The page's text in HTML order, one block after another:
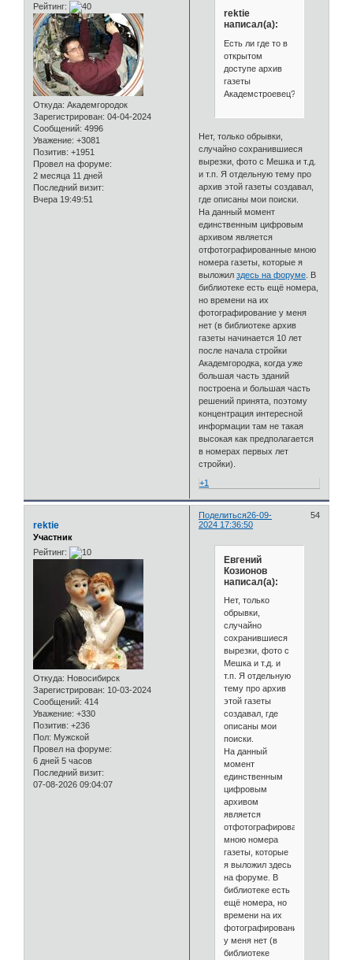
Рейтинг:
Откуда: Академгородок
Зарегистрирован: 04-04-2024
Сообщений: 4996
Уважение: +3081
Позитив: +1951
Провел на форуме:
2 месяца 11 дней
Последний визит:
Вчера 19:49:51
rektie
написал(а):
Есть ли где то в
открытом
доступе архив
газеты
Академстроевец?
Нет, только обрывки,
случайно сохранившиеся
вырезки, фото с Мешка и т.д.
и т.п. Я отдельную тему про
архив этой газеты создавал,
где описаны мои поиски.
На данный момент
единственным цифровым
архивом является
отфотографированные мною
номера газеты, которые я
выложилздесь на форуме . В
библиотеке есть ещё номера,
но времени на их
фотографирование у меня
нет (в библиотеке архив
газеты начинается 10 лет
после начала стройки
Академгородка, когда уже
большая часть зданий
построена и большая часть
решений принята, поэтому
концентрация интересной
информации там не такая
высокая как предполагается
в номерах первых лет
стройки).
+1
Поделиться 54
26-09-
2024 17:36:50
rektie
Участник
Рейтинг:
Откуда: Новосибирск
Зарегистрирован: 10-03-2024
Сообщений: 414
Уважение: +330
Позитив: +236
Пол: Мужской
Провел на форуме:
6 дней 5 часов
Последний визит:
07-08-2026 09:04:07
Евгений
Козионов
написал(а):
Нет, только
обрывки,
случайно
сохранившиеся
вырезки, фото с
Мешка и т.д. и
т.п. Я отдельную
тему про архив
этой газеты
создавал, где
описаны мои
поиски.
На данный
момент
единственным
цифровым
архивом
является
отфотографированные
мною номера
газеты, которые
я выложил здесь
на форуме. В
библиотеке есть
ещё номера, но
времени на их
фотографирование
у меня нет (в
библиотеке